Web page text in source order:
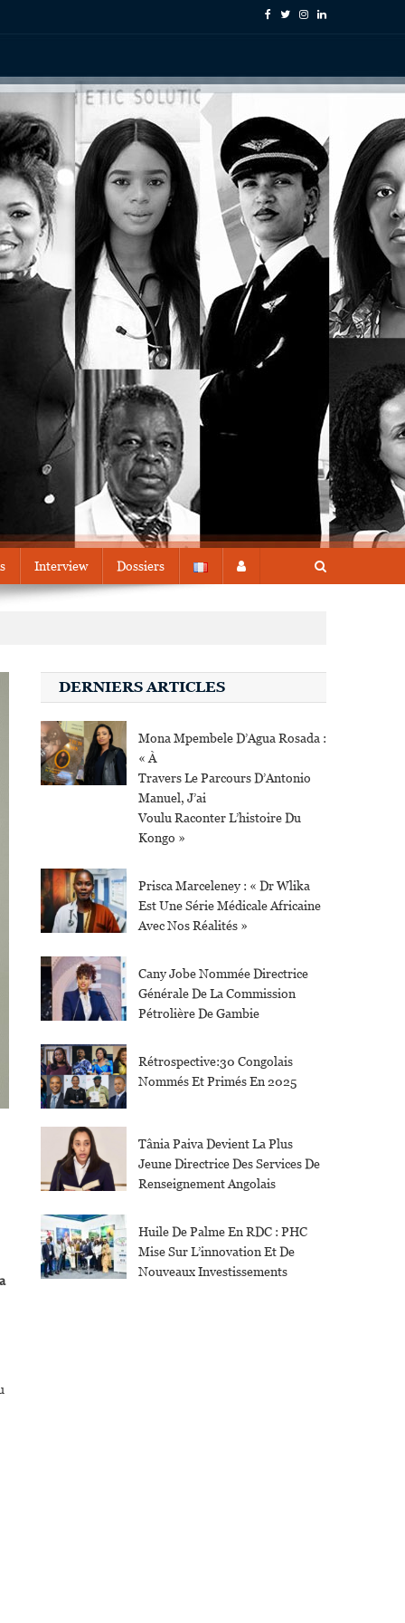
Interview Dossiers
DERNIERS ARTICLES
Mona Mpembele D’Agua Rosada :
« À
Travers Le Parcours D’Antonio
Manuel, J’ai
Voulu Raconter L’histoire Du
Kongo »
Prisca Marceleney : « Dr Wlika
Est Une Série Médicale Africaine
Avec Nos Réalités »
Cany Jobe Nommée Directrice
Générale De La Commission
Pétrolière De Gambie
Rétrospective:30 Congolais
Nommés Et Primés En 2025
Tânia Paiva Devient La Plus
Jeune Directrice Des Services De
Renseignement Angolais
Huile De Palme En RDC : PHC
Mise Sur L’innovation Et De
Nouveaux Investissements